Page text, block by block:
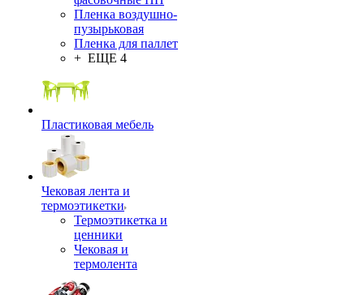
Пленка воздушно-
пузырьковая
Пленка для паллет
+ ЕЩЕ 4
Пластиковая мебель
Чековая лента и
термоэтикетки
Термоэтикетка и
ценники
Чековая и
термолента